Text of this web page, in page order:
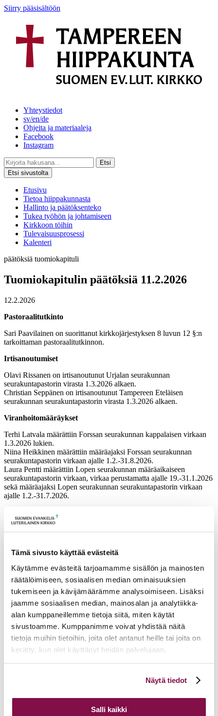
Tämä sivusto käyttää evästeitä
Käytämme evästeitä tarjoamamme sisällön ja mainosten
räätälöimiseen, sosiaalisen median ominaisuuksien
tukemiseen ja kävijämäärämme analysoimiseen. Lisäksi
jaamme sosiaalisen median, mainosalan ja analytiikka-
alan kumppaneillemme tietoja siitä, miten käytät
sivustoamme. Kumppanimme voivat yhdistää näitä
tietoja muihin tietoihin, joita olet antanut heille tai joita on
kerätty, kun olet käyttänyt heidän palvelujaan.
linkistä.
Näytä tiedot
Salli kaikki
Siirry pääsisältöön
Yhteystiedot
sv/en/de
Ohjeita ja materiaaleja
Facebook
Instagram
Etsi
Etsi sivustolta
Etusivu
Tietoa hiippakunnasta
Hallinto ja päätöksenteko
Tukea työhön ja johtamiseen
Kirkkoon töihin
Tulevaisuusprosessi
Kalenteri
päätöksiä tuomiokapituli
Tuomiokapitulin päätöksiä 11.2.2026
12.2.2026
Pastoraalitutkinto
Sari Paavilainen on suorittanut kirkkojärjestyksen 8 luvun 12 §:n
tarkoittaman pastoraalitutkinnon.
Irtisanoutumiset
Olavi Rissanen on irtisanoutunut Urjalan seurakunnan
seurakuntapastorin virasta 1.3.2026 alkaen.
Christian Seppänen on irtisanoutunut Tampereen Eteläisen
seurakunnan seurakuntapastorin virasta 1.3.2026 alkaen.
Viranhoitomääräykset
Terhi Latvala määrättiin Forssan seurakunnan kappalaisen virkaan
1.3.2026 lukien.
Niina Heikkinen määrättiin määräajaksi Forssan seurakunnan
seurakuntapastorin virkaan ajalle 1.2.-31.8.2026.
Laura Pentti määrättiin Lopen seurakunnan määräaikaiseen
seurakuntapastorin virkaan, virkaa perustamatta ajalle 19.-31.1.2026
sekä määräajaksi Lopen seurakunnan seurakuntapastorin virkaan
ajalle 1.2.-31.7.2026.
Domus-julkaisuissa.
Ajankohtaista
17.06.2026 Pelastetaan Namibian alkukirkko – yhdessä! –
Namibian kirkon varainkeruukampanja
15.06.2026 Hiippakunnan toimintakalenteri syksy 2026
11.06.2026 Tuomiokapitulin päätöksiä 10.6.2026
Lisää ajankohtaista